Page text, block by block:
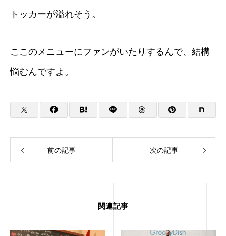
トッカーが溢れそう。
ここのメニューにファンがいたりするんで、結構
悩むんですよ。
前の記事 次の記事
関連記事